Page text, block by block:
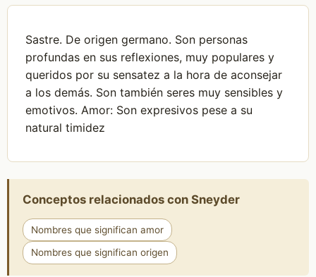
Sastre. De origen germano. Son personas
profundas en sus reflexiones, muy populares y
queridos por su sensatez a la hora de aconsejar
a los demás. Son también seres muy sensibles y
emotivos. Amor: Son expresivos pese a su
natural timidez
Conceptos relacionados con Sneyder
Nombres que significan amor
Nombres que significan origen